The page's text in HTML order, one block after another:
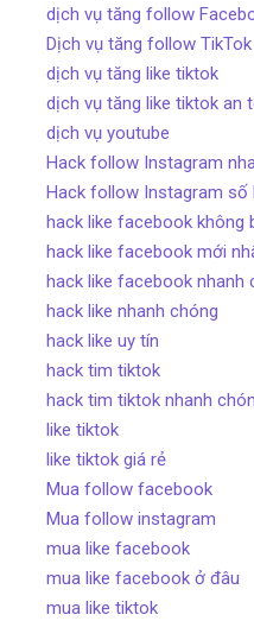
dịch vụ tăng follow
Dịch vụ tăng follow TikTok
dịch vụ tăng like tiktok
dịch vụ tăng like tiktok an
dịch vụ youtube
Hack follow Instagram
Hack follow Instagram số
hack like facebook không
hack like facebook mới
hack like facebook nhanh
hack like nhanh chóng
hack like uy tín
hack tim tiktok
hack tim tiktok nhanh
like tiktok
like tiktok giá rẻ
Mua follow facebook
Mua follow instagram
mua like facebook
mua like facebook ở đâu
mua like tiktok